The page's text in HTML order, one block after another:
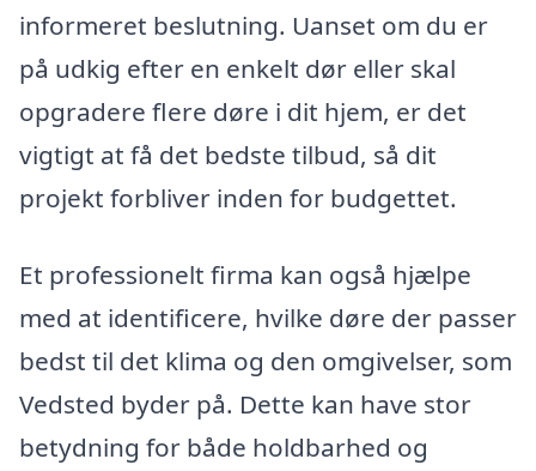
informeret beslutning. Uanset om du er
på udkig efter en enkelt dør eller skal
opgradere flere døre i dit hjem, er det
vigtigt at få det bedste tilbud, så dit
projekt forbliver inden for budgettet.
Et professionelt firma kan også hjælpe
med at identificere, hvilke døre der passer
bedst til det klima og den omgivelser, som
Vedsted byder på. Dette kan have stor
betydning for både holdbarhed og